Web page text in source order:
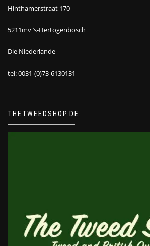
Hinthamerstraat 170
5211mv ’s-Hertogenbosch
Die Niederlande
tel: 0031-(0)73-6130131
THETWEEDSHOP.DE